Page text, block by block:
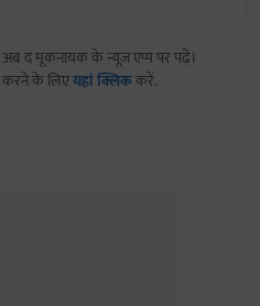
अब द मूकनायक के न्यूज़ एप्प पर पढ़ें।
करने के लिएयहां क्लिककरें.